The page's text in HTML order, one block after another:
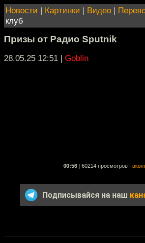
Новости | Картинки | Видео |
клуб
Призы от Радио Sputnik
28.05.25 12:51 | Goblin
00:56 60214 просмотров
Подписывайся на наш